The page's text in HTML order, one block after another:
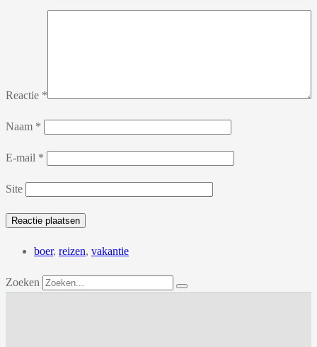
Reactie *
Naam *
E-mail *
Site
boer, reizen, vakantie
Zoeken